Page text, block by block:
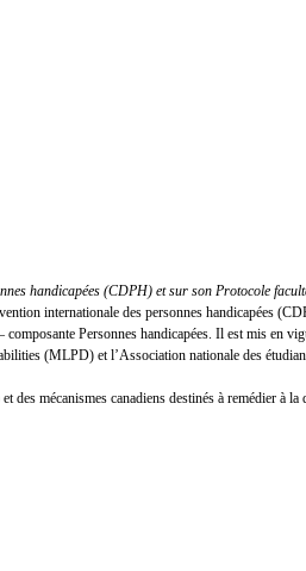
handicapées (CDPH) et sur son Protocole
internationale des personnes handicapées
Personnes handicapées. Il est mis en
(MLPD) et l’Association nationale des
mécanismes canadiens destinés à remédier à